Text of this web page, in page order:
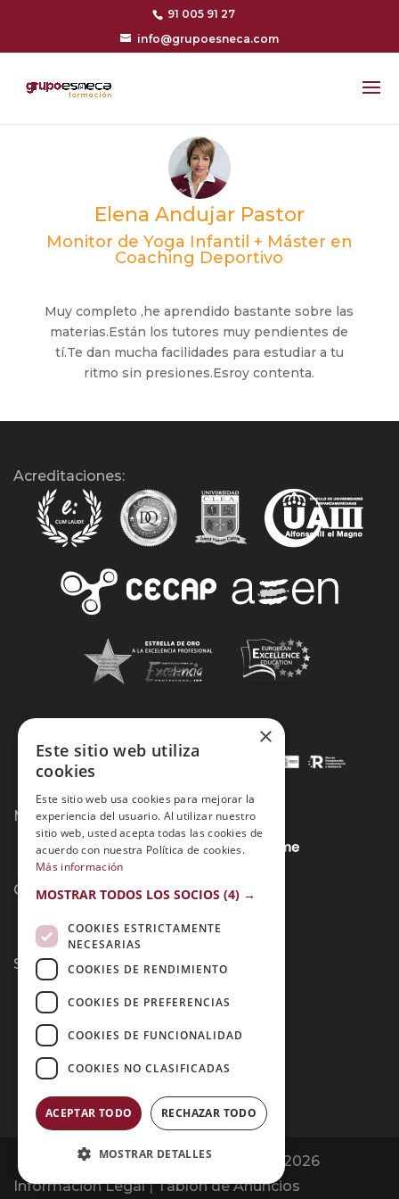
91 005 91 27
info@grupoesneca.com
Elena Andujar Pastor
Monitor de Yoga Infantil + Máster en
Coaching Deportivo
Muy completo ,he aprendido bastante sobre las
materias.Están los tutores muy pendientes de
tí.Te dan mucha facilidades para estudiar a tu
ritmo sin presiones.Esroy contenta.
Acreditaciones:
Métodos de Pago:
Contacto:
Síguenos:
Opiniones Grupo Esneca | Copyright 2026
Información Legal|Tablón de Anuncios
×
Este sitio web utiliza
cookies
Este sitio web usa cookies para mejorar la
experiencia del usuario. Al utilizar nuestro
sitio web, usted acepta todas las cookies de
acuerdo con nuestra Política de cookies.
Más información
MOSTRAR TODOS LOS SOCIOS (4) →
COOKIES ESTRICTAMENTE
NECESARIAS
COOKIES DE RENDIMIENTO
COOKIES DE PREFERENCIAS
COOKIES DE FUNCIONALIDAD
COOKIES NO CLASIFICADAS
ACEPTAR TODO RECHAZAR TODO
MOSTRAR DETALLES